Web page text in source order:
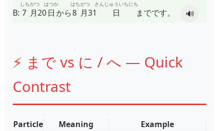
B: 7月
しちがつ
20日
はつか
から8月
はちがつ
31 日
さんじゅういちにち
までです。 🔊
⚡ まで vs に / へ — Quick
Contrast
Particle Meaning
Example